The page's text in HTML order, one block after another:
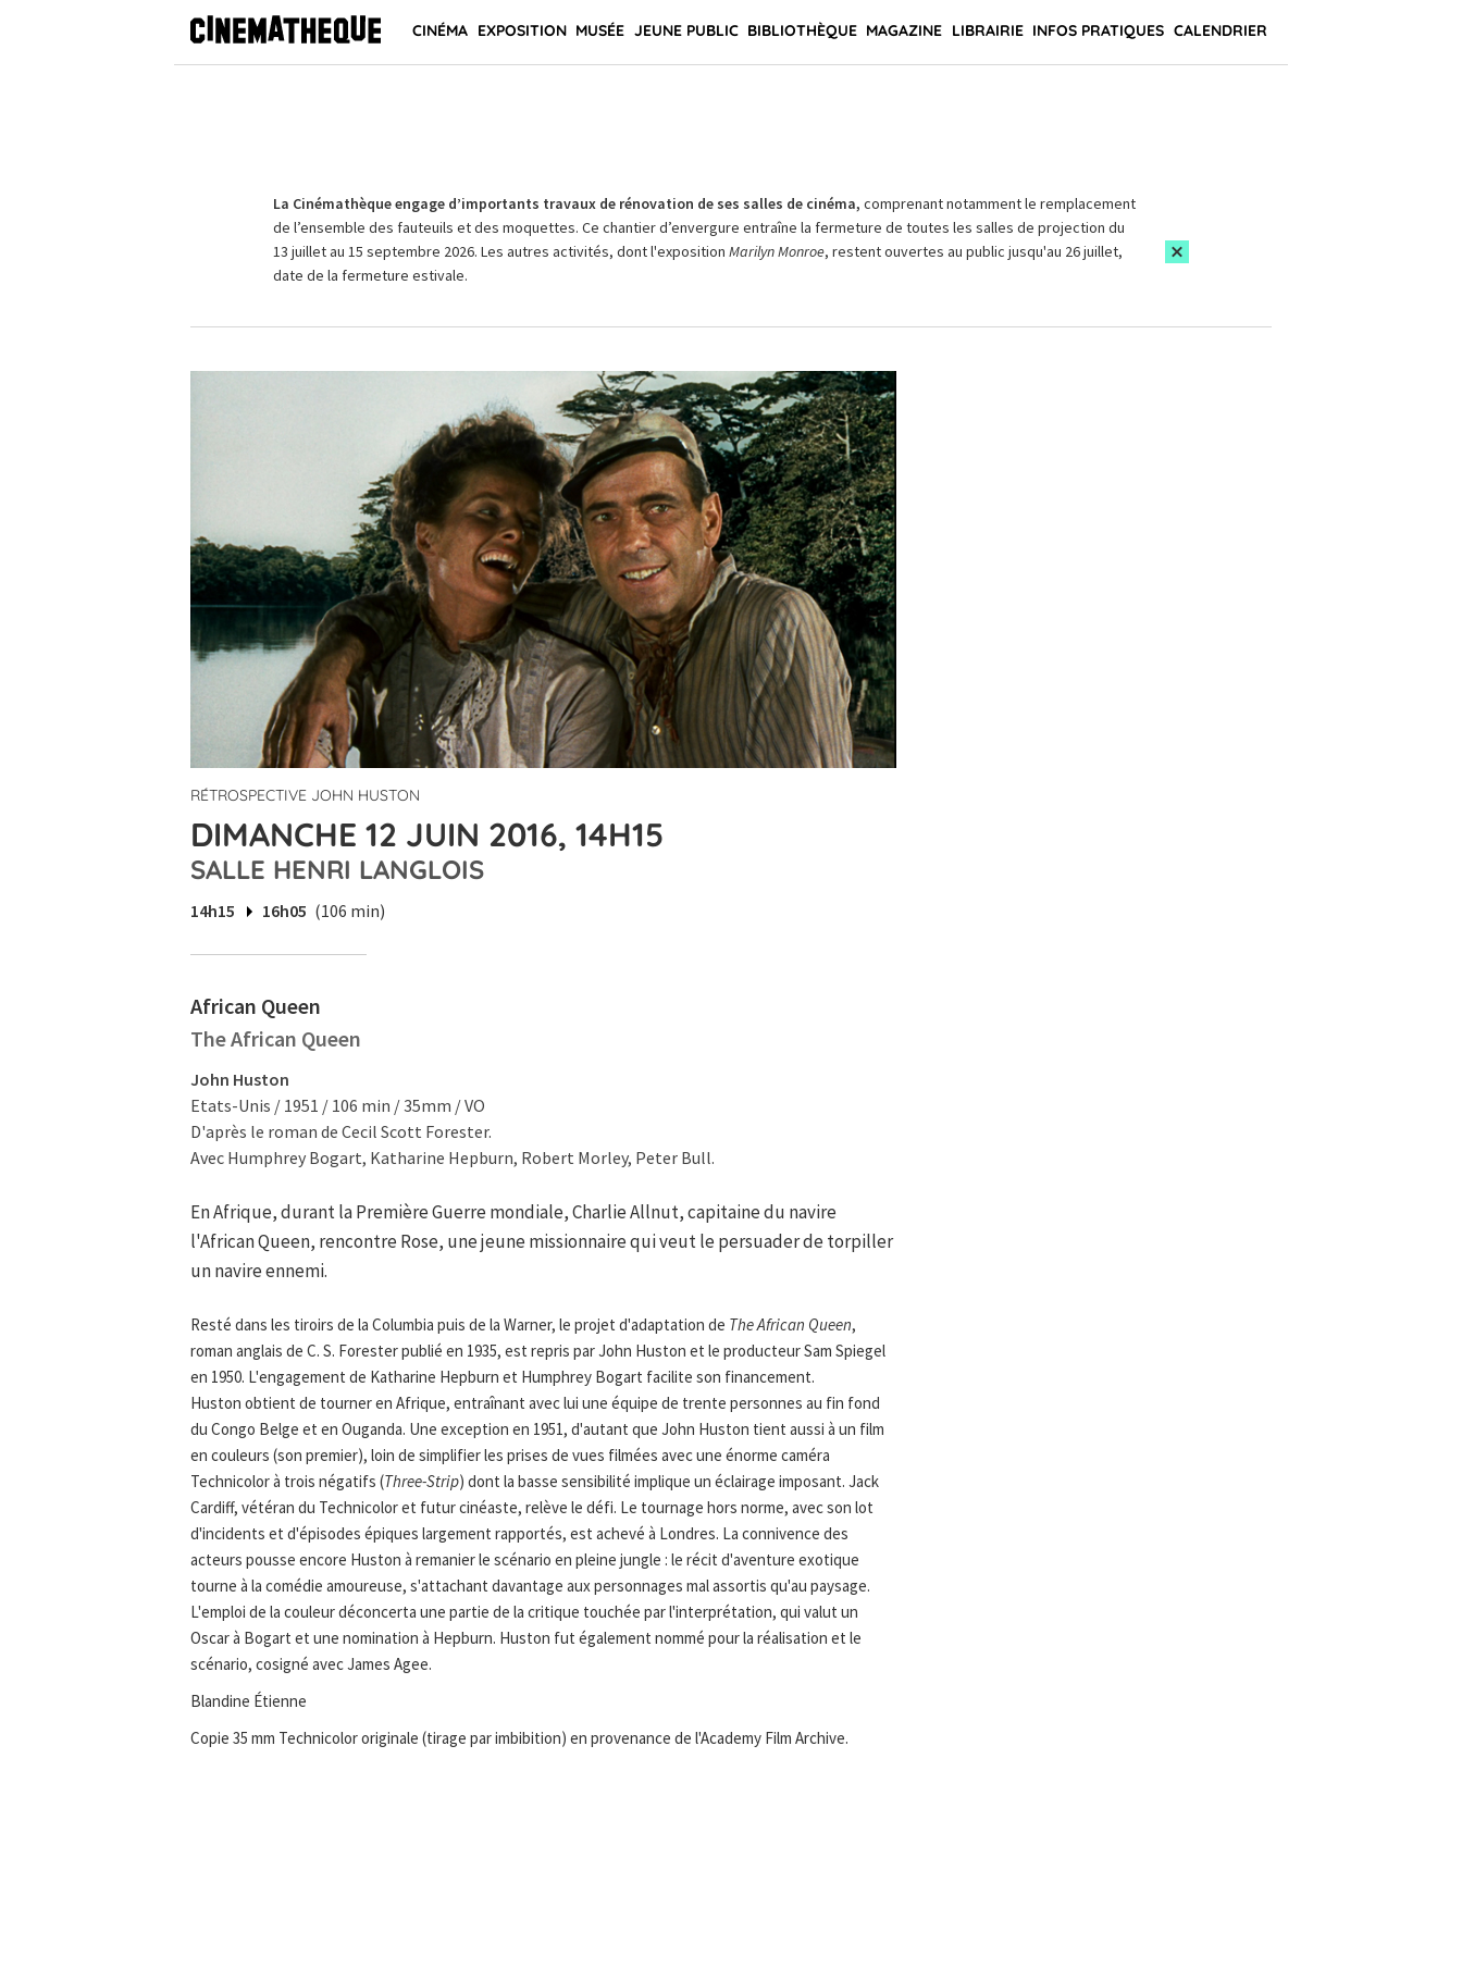
CINÉMA EXPOSITION MUSÉE JEUNE PUBLIC BIBLIOTHÈQUE MAGAZINE LIBRAIRIE INFOS PRATIQUES CALENDRIER
La Cinémathèque engage d’importants travaux de rénovation de ses salles de cinéma, comprenant notamment le remplacement
de l’ensemble des fauteuils et des moquettes. Ce chantier d’envergure entraîne la fermeture de toutes les salles de projection du
13 juillet au 15 septembre 2026. Les autres activités, dont l'exposition Marilyn Monroe, restent ouvertes au public jusqu'au 26 juillet,
date de la fermeture estivale.
RÉTROSPECTIVE JOHN HUSTON
DIMANCHE 12 JUIN 2016, 14H15
SALLE HENRI LANGLOIS
14h15 16h05 (106 min)
African Queen
The African Queen
John Huston
Etats-Unis / 1951 / 106 min / 35mm / VO
D'après le roman de Cecil Scott Forester.
Avec Humphrey Bogart, Katharine Hepburn, Robert Morley, Peter Bull.
En Afrique, durant la Première Guerre mondiale, Charlie Allnut, capitaine du navire
l'African Queen, rencontre Rose, une jeune missionnaire qui veut le persuader de torpiller
un navire ennemi.
Resté dans les tiroirs de la Columbia puis de la Warner, le projet d'adaptation de The African Queen,
roman anglais de C. S. Forester publié en 1935, est repris par John Huston et le producteur Sam Spiegel
en 1950. L'engagement de Katharine Hepburn et Humphrey Bogart facilite son financement.
Huston obtient de tourner en Afrique, entraînant avec lui une équipe de trente personnes au fin fond
du Congo Belge et en Ouganda. Une exception en 1951, d'autant que John Huston tient aussi à un film
en couleurs (son premier), loin de simplifier les prises de vues filmées avec une énorme caméra
Technicolor à trois négatifs (Three-Strip) dont la basse sensibilité implique un éclairage imposant. Jack
Cardiff, vétéran du Technicolor et futur cinéaste, relève le défi. Le tournage hors norme, avec son lot
d'incidents et d'épisodes épiques largement rapportés, est achevé à Londres. La connivence des
acteurs pousse encore Huston à remanier le scénario en pleine jungle : le récit d'aventure exotique
tourne à la comédie amoureuse, s'attachant davantage aux personnages mal assortis qu'au paysage.
L'emploi de la couleur déconcerta une partie de la critique touchée par l'interprétation, qui valut un
Oscar à Bogart et une nomination à Hepburn. Huston fut également nommé pour la réalisation et le
scénario, cosigné avec James Agee.
Blandine Étienne
Copie 35 mm Technicolor originale (tirage par imbibition) en provenance de l'Academy Film Archive.